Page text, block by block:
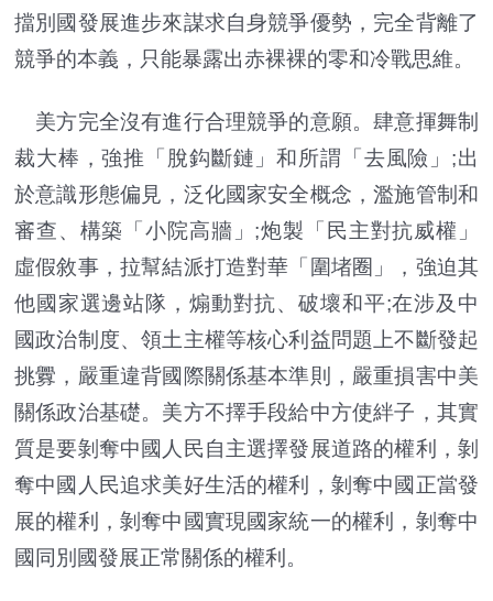
擋別國發展進步來謀求自身競爭優勢，完全背離了
競爭的本義，只能暴露出赤裸裸的零和冷戰思維。
美方完全沒有進行合理競爭的意願。肆意揮舞制
裁大棒，強推「脫鈎斷鏈」和所謂「去風險」;出
於意識形態偏見，泛化國家安全概念，濫施管制和
審查、構築「小院高牆」;炮製「民主對抗威權」
虛假敘事，拉幫結派打造對華「圍堵圈」，強迫其
他國家選邊站隊，煽動對抗、破壞和平;在涉及中
國政治制度、領土主權等核心利益問題上不斷發起
挑釁，嚴重違背國際關係基本準則，嚴重損害中美
關係政治基礎。美方不擇手段給中方使絆子，其實
質是要剝奪中國人民自主選擇發展道路的權利，剝
奪中國人民追求美好生活的權利，剝奪中國正當發
展的權利，剝奪中國實現國家統一的權利，剝奪中
國同別國發展正常關係的權利。